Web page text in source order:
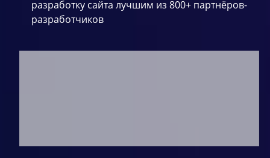
разработку сайта лучшим из 800+ партнёров-
разработчиков